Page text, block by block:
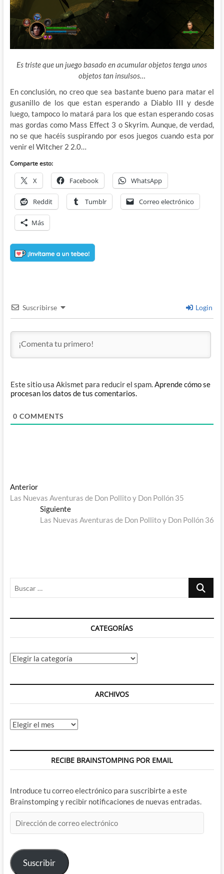
Es triste que un juego basado en acumular objetos tenga unos
objetos tan insulsos…
En conclusión, no creo que sea bastante bueno para matar el
gusanillo de los que estan esperando a Diablo III y desde
luego, tampoco lo matará para los que estan esperando cosas
mas gordas como Mass Effect 3 o Skyrim. Aunque, de verdad,
no se que hacéis suspirando por esos juegos cuando esta por
venir el Witcher 2 2.0…
Comparte esto:
X Facebook WhatsApp
Reddit Tumblr Correo electrónico
Más
Suscribirse Login
Este sitio usa Akismet para reducir el spam.Aprende cómo se
procesan los datos de tus comentarios.
0 COMMENTS
Navegación
de
entradas
AnteriorEntrada
anterior:
Las Nuevas Aventuras de Don Pollito y Don Pollón 35
SiguienteEntrada
siguiente:
Las Nuevas Aventuras de Don Pollito y Don Pollón 36
Buscar
CATEGORÍAS
Categorías
ARCHIVOS
Archivos
RECIBE BRAINSTOMPING POR EMAIL
Introduce tu correo electrónico para suscribirte a este
Brainstomping y recibir notificaciones de nuevas entradas.
de
electrónico
Suscribir